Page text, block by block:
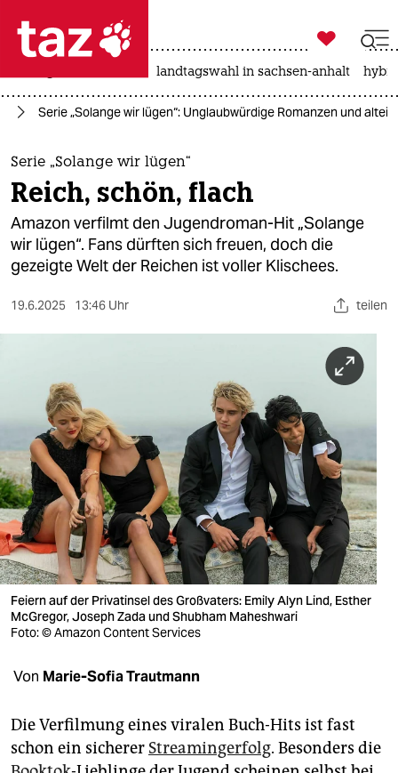
 taz zahl ich
taz zahl ich
themen
politik
öko
gesellschaft
berlin
nord
wahrheit
verlag
verlag
veranstaltungen
shop
abo
genossenschaft

taz zahl ich
landtagswahl in sachsen-anhalt
Serie „Solange wir lügen“: Unglaubwürdige Romanzen und
Serie „Solange wir lügen“
Reich, schön, flach
Amazon verfilmt den Jugendroman-Hit „Solange
wir lügen“. Fans dürften sich freuen, doch die
gezeigte Welt der Reichen ist voller Klischees.
19.6.2025 13:46 Uhr teilen
Feiern auf der Privatinsel des Großvaters: Emily Alyn Lind, Esther
McGregor, Joseph Zada und Shubham Maheshwari
Foto: © Amazon Content Services
Von Marie-Sofia Trautmann
Die Verfilmung eines viralen Buch-Hits ist fast
schon ein sicherer Strea­ming­erfolg. Besonders die